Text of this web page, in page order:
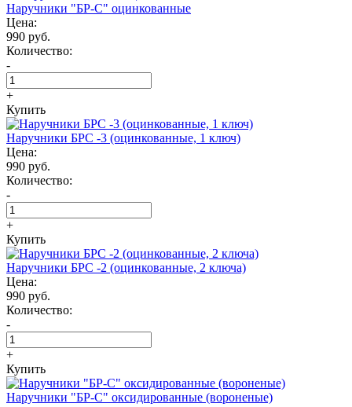
Наручники "БР-С" оцинкованные
Цена:
990 руб.
Количество:
-
+
Купить
Наручники БРС -3 (оцинкованные, 1 ключ)
Цена:
990 руб.
Количество:
-
+
Купить
Наручники БРС -2 (оцинкованные, 2 ключа)
Цена:
990 руб.
Количество:
-
+
Купить
Наручники "БР-С" оксидированные (вороненые)